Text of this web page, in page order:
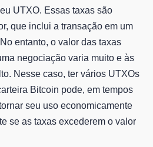
UTXO. Essas taxas são
que inclui a transação em um
entanto, o valor das taxas
negociação varia muito e às
Nesse caso, ter vários UTXOs
Bitcoin pode, em tempos
seu uso economicamente
se as taxas excederem o valor